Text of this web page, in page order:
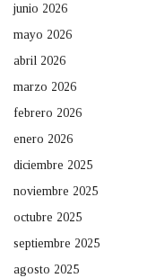
junio 2026
mayo 2026
abril 2026
marzo 2026
febrero 2026
enero 2026
diciembre 2025
noviembre 2025
octubre 2025
septiembre 2025
agosto 2025